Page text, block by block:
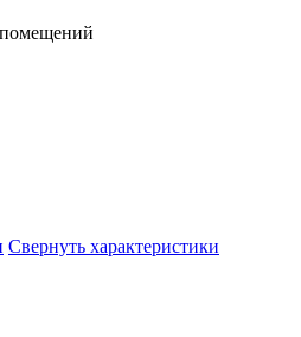
Свернуть характеристики